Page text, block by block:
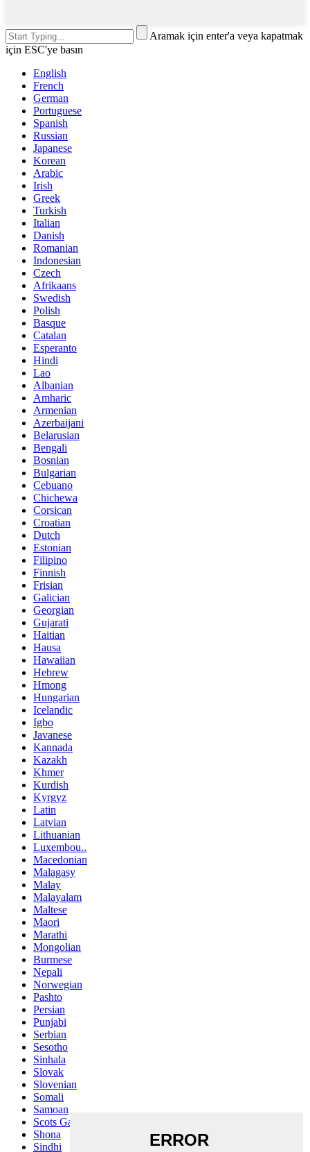
Aramak için enter'a veya kapatmak
için ESC'ye basın
English
French
German
Portuguese
Spanish
Russian
Japanese
Korean
Arabic
Irish
Greek
Turkish
Italian
Danish
Romanian
Indonesian
Czech
Afrikaans
Swedish
Polish
Basque
Catalan
Esperanto
Hindi
Lao
Albanian
Amharic
Armenian
Azerbaijani
Belarusian
Bengali
Bosnian
Bulgarian
Cebuano
Chichewa
Corsican
Croatian
Dutch
Estonian
Filipino
Finnish
Frisian
Galician
Georgian
Gujarati
Haitian
Hausa
Hawaiian
Hebrew
Hmong
Hungarian
Icelandic
Igbo
Javanese
Kannada
Kazakh
Khmer
Kurdish
Kyrgyz
Latin
Latvian
Lithuanian
Luxembou..
Macedonian
Malagasy
Malay
Malayalam
Maltese
Maori
Marathi
Mongolian
Burmese
Nepali
Norwegian
Pashto
Persian
Punjabi
Serbian
Sesotho
Sinhala
Slovak
Slovenian
Somali
Samoan
Scots Gaelic
Shona
Sindhi